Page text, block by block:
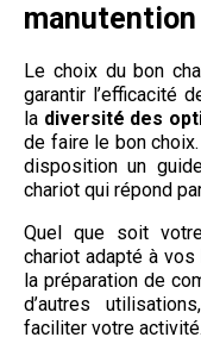
manutention
Le choix du bon
garantir l’efficacité
la diversité des
de faire le bon
disposition un
chariot qui répond
Quel que soit
chariot adapté à
la préparation de
d’autres
faciliter votre activité.